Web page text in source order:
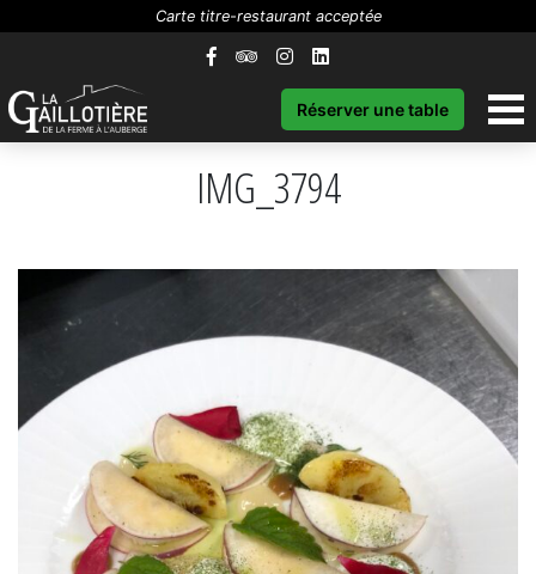
Carte titre-restaurant acceptée
Réserver une table
IMG_3794